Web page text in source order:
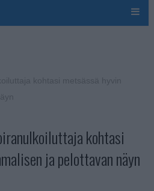
kohtasi
ja pelottavan näyn